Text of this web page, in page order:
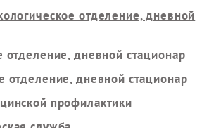
отделение, дневной
отделение, дневной стационар
отделение, дневной стационар
профилактики